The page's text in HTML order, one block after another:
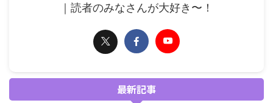
｜読者のみなさんが大好き〜！
最新記事